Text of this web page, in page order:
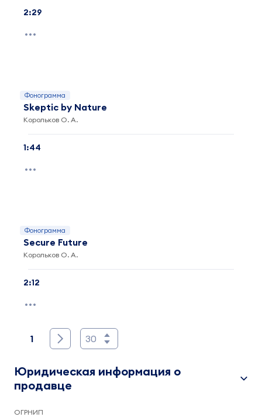
2:29
Фонограмма
Skeptic by Nature
Корольков О. А.
1:44
Фонограмма
Secure Future
Корольков О. А.
2:12
1 30
Юридическая информация о
продавце
ОГРНИП